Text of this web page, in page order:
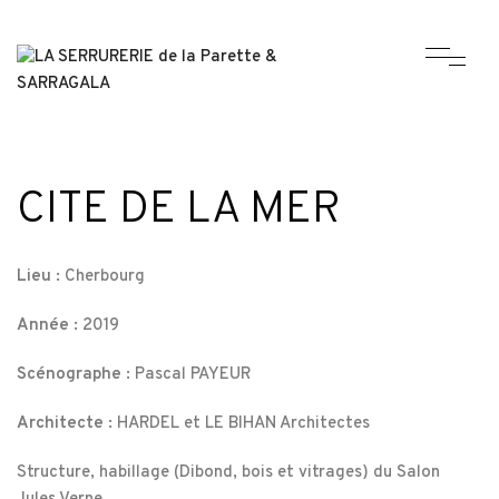
CITE DE LA MER
Lieu : Cherbourg
Année : 2019
Scénographe : Pascal PAYEUR
Architecte : HARDEL et LE BIHAN Architectes
Structure, habillage (Dibond, bois et vitrages) du Salon